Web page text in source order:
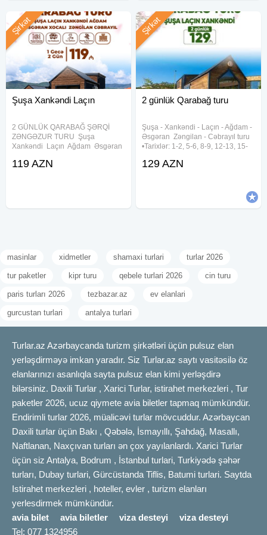
Şuşa Xankəndi Laçın
2 GÜNLÜK QARABAĞ ŞƏRQİ
ZƏNGƏZUR TURU ︎ Şuşa ︎
Xankəndi ︎ Laçın ︎ Ağdam ︎ Əsgəran ︎
20-21, 26-27, 27-28 İyun Növbəti
Şirkət
119 AZN
2 günlük Qarabağ turu
Şuşa ︎- Xankəndi ︎- Laçın ︎- Ağdam ︎-
Əsgəran ︎ Zəngilan ︎- Cəbrayıl turu
•Tarixlər: 1-2, 5-6, 8-9, 12-13, 15-
Avqust •Qiymətlər: ✓Laçında
Şirkət
129 AZN
masinlar xidmetler shamaxi turlari turlar 2026
tur paketler kipr turu qebele turlari 2026 cin turu
paris turları 2026 tezbazar.az ev elanlari
gurcustan turlari antalya turlari
Turlar.az Azərbaycanda turizm şirkətləri üçün pulsuz elan
yerləşdirməyə imkan yaradır. Siz Turlar.az saytı vasitəsilə öz
elanlarınızı asanlıqla sayta pulsuz elan kimi yerləşdirə
bilərsiniz. Daxili Turlar , Xarici Turlar, istirahet merkezleri , Tur
paketler 2026, ucuz qiymete avia biletler tapmaq mümkündür.
Endirimli turlar 2026, müalicəvi turlar mövcuddur. Azərbaycan
Daxili turlar üçün Bakı , Qəbələ, İsmayıllı, Şahdağ, Masallı,
Naftlanan, Naxçıvan turları ən çox yayılanlardı. Xarici Turlar
üçün siz Antalya, Bodrum , İstanbul turlari, Turkiyədə şəhər
turları, Dubay turlari, Gürcüstanda Tiflis, Batumi turlari. Saytda
Istirahet merkezleri , hoteller, evler , turizm elanları
yerlesdirmek mümkündür.
avia bilet
avia biletler viza desteyi
viza desteyi
Tel: 077 1324956